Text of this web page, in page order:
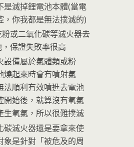
是滅掉鋰電池本體(當電
，你我都是無法撲滅的)
或二氧化碳等滅火器去
保證失敗率很高
設備屬於氣體類或粉
燒起來時會有噴射氣
法順利有效噴進去電池
開始後，就算沒有氧氣
生氧氣，所以很難撲滅
碳滅火器還是要拿來使
象是針對「被危及的周